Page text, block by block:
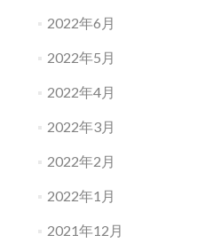
2022年6月
2022年5月
2022年4月
2022年3月
2022年2月
2022年1月
2021年12月